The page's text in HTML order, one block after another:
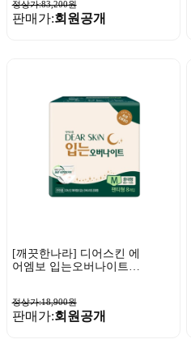
정상가:83,200원
판매가:회원공개
[깨끗한나라] 디어스킨 에
어엠보 입는오버나이트
정상가:18,900원
판매가:회원공개